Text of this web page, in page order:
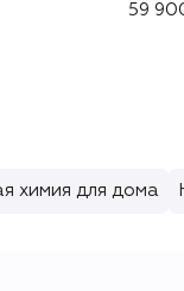
59
химия для дома